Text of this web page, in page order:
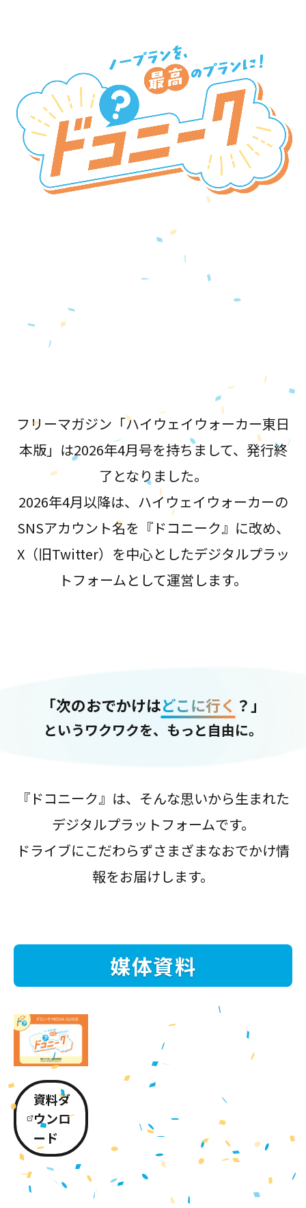
新SNSプラットフォーム
『ドコニーク』
フリーマガジン「ハイウェイウォーカー東日
本版」は2026年4月号を持ちまして、発行終
了となりました。
2026年4月以降は、ハイウェイウォーカーの
SNSアカウント名を『ドコニーク』に改め、
X（旧Twitter）を中心としたデジタルプラッ
トフォームとして運営します。
「次のおでかけはどこに行く ？」
というワクワクを、もっと自由に。
『ドコニーク』は、そんな思いから生まれた
デジタルプラットフォームです。
ドライブにこだわらずさまざまなおでかけ情
報をお届けします。
媒体資料
資料ダ
ウンロ
ード